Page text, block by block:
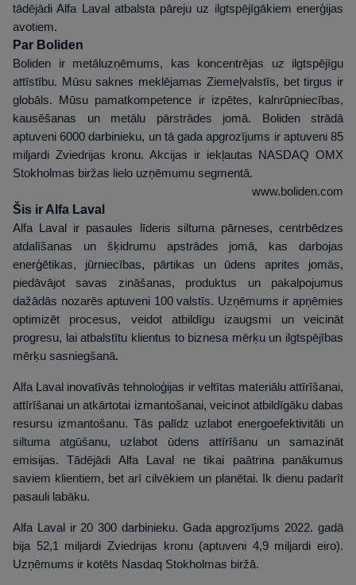
tādējādi Alfa Laval atbalsta pāreju uz ilgtspējīgākiem enerģijas
avotiem.
Par Boliden
Boliden ir metāluzņēmums, kas koncentrējas uz ilgtspējīgu
attīstību. Mūsu saknes meklējamas Ziemeļvalstīs, bet tirgus ir
globāls. Mūsu pamatkompetence ir izpētes, kalnrūpniecības,
kausēšanas un metālu pārstrādes jomā. Boliden strādā
aptuveni 6000 darbinieku, un tā gada apgrozījums ir aptuveni 85
miljardi Zviedrijas kronu. Akcijas ir iekļautas NASDAQ OMX
Stokholmas biržas lielo uzņēmumu segmentā.
www.boliden.com
Šis ir Alfa Laval
Alfa Laval ir pasaules līderis siltuma pārneses, centrbēdzes
atdalīšanas un šķidrumu apstrādes jomā, kas darbojas
enerģētikas, jūrniecības, pārtikas un ūdens aprites jomās,
piedāvājot savas zināšanas, produktus un pakalpojumus
dažādās nozarēs aptuveni 100 valstīs. Uzņēmums ir apņēmies
optimizēt procesus, veidot atbildīgu izaugsmi un veicināt
progresu, lai atbalstītu klientus to biznesa mērķu un ilgtspējības
mērķu sasniegšanā.
Alfa Laval inovatīvās tehnoloģijas ir veltītas materiālu attīrīšanai,
attīrīšanai un atkārtotai izmantošanai, veicinot atbildīgāku dabas
resursu izmantošanu. Tās palīdz uzlabot energoefektivitāti un
siltuma atgūšanu, uzlabot ūdens attīrīšanu un samazināt
emisijas. Tādējādi Alfa Laval ne tikai paātrina panākumus
saviem klientiem, bet arī cilvēkiem un planētai. Ik dienu padarīt
pasauli labāku.
Alfa Laval ir 20 300 darbinieku. Gada apgrozījums 2022. gadā
bija 52,1 miljardi Zviedrijas kronu (aptuveni 4,9 miljardi eiro).
Uzņēmums ir kotēts Nasdaq Stokholmas biržā.